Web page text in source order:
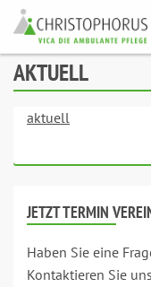
Skip to content
AKTUELL
aktuell
JETZT TERMIN
Haben Sie eine
Kontaktieren Sie